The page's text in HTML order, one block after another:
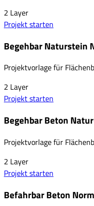
2 Layer
Projekt starten
Begehbar Naturstein
Projektvorlage für
2 Layer
Projekt starten
Begehbar Beton
Projektvorlage für
2 Layer
Projekt starten
Befahrbar Beton